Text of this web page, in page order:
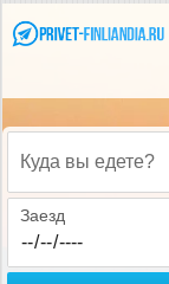
Куда вы едете?
Заезд